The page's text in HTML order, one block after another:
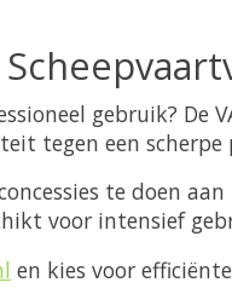
gebruik? De
tegen een scherpe
te doen
voor intensief
en kies voor